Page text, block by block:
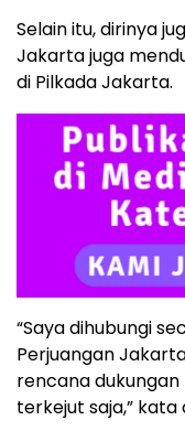
Selain itu, dirinya
Jakarta juga
di Pilkada Jakarta.
“Saya dihubungi
Perjuangan
rencana dukungan
terkejut saja,” kata